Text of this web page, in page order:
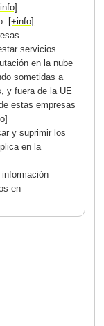
[+info]
servicios
en la nube
sometidas a
y fuera de la UE
estas empresas
y suprimir los
en la
en